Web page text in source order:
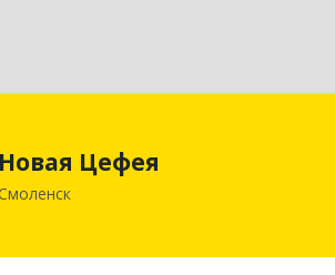
Новая Цефея
214018, Смоленская обл, Смоленск г,
Подробнее